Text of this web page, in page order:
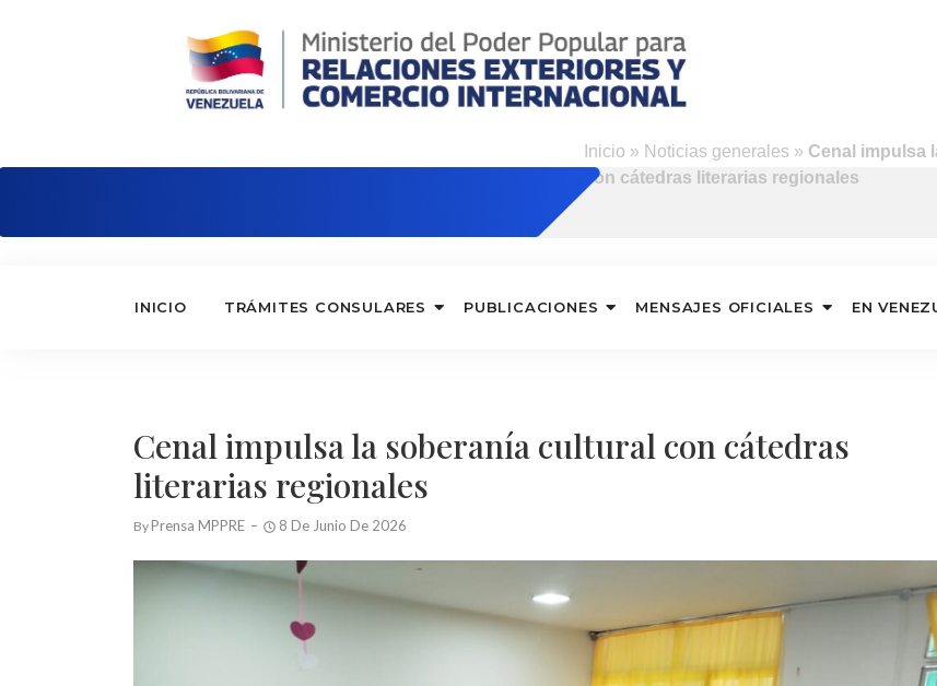
Inicio » Noticias generales » Cenal impulsa
con cátedras literarias regionales
INICIO TRÁMITES CONSULARES PUBLICACIONES MENSAJES OFICIALES EN
Cenal impulsa la soberanía cultural con cátedras
literarias regionales
By Prensa MPPRE 8 De Junio De 2026